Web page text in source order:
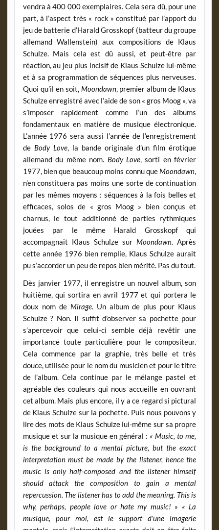
vendra à 400 000 exemplaires. Cela sera dû, pour une
part, à l’aspect très « rock » constitué par l’apport du
jeu de batterie d’Harald Grosskopf (batteur du groupe
allemand Wallenstein) aux compositions de Klaus
Schulze. Mais cela est dû aussi, et peut-être par
réaction, au jeu plus incisif de Klaus Schulze lui-même
et à sa programmation de séquences plus nerveuses.
Quoi qu’il en soit, Moondawn, premier album de Klaus
Schulze enregistré avec l’aide de son « gros Moog », va
s’imposer rapidement comme l’un des albums
fondamentaux en matière de musique électronique.
L’année 1976 sera aussi l’année de l’enregistrement
de Body Love, la bande originale d’un film érotique
allemand du même nom. Body Love, sorti en février
1977, bien que beaucoup moins connu que Moondawn,
n’en constituera pas moins une sorte de continuation
par les mêmes moyens : séquences à la fois belles et
efficaces, solos de « gros Moog » bien conçus et
charnus, le tout additionné de parties rythmiques
jouées par le même Harald Grosskopf qui
accompagnait Klaus Schulze sur Moondawn. Après
cette année 1976 bien remplie, Klaus Schulze aurait
pu s’accorder un peu de repos bien mérité. Pas du tout.
Dès janvier 1977, il enregistre un nouvel album, son
huitième, qui sortira en avril 1977 et qui portera le
doux nom de Mirage. Un album de plus pour Klaus
Schulze ? Non. Il suffit d’observer sa pochette pour
s’apercevoir que celui-ci semble déjà revêtir une
importance toute particulière pour le compositeur.
Cela commence par la graphie, très belle et très
douce, utilisée pour le nom du musicien et pour le titre
de l’album. Cela continue par le mélange pastel et
agréable des couleurs qui nous accueille en ouvrant
cet album. Mais plus encore, il y a ce regard si pictural
de Klaus Schulze sur la pochette. Puis nous pouvons y
lire des mots de Klaus Schulze lui-même sur sa propre
musique et sur la musique en général : « Music, to me,
is the background to a mental picture, but the exact
interpretation must be made by the listener, hence the
music is only half-composed and the listener himself
should attack the composition to gain a mental
repercussion. The listener has to add the meaning. This is
why, perhaps, people love or hate my music! » « La
musique, pour moi, est le support d’une imagerie